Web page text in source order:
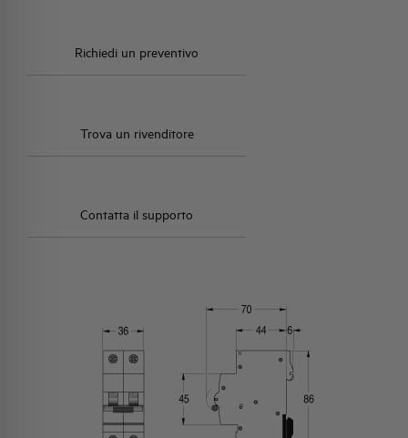
Richiedi un preventivo
Trova un rivenditore
Contatta il supporto